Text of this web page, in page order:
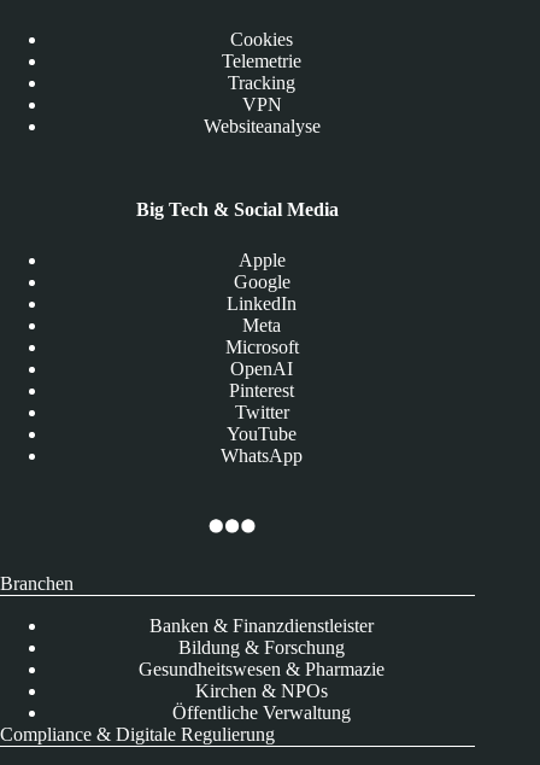
Cookies
Telemetrie
Tracking
VPN
Websiteanalyse
Big Tech & Social Media
Apple
Google
LinkedIn
Meta
Microsoft
OpenAI
Pinterest
Twitter
YouTube
WhatsApp
Branchen
Banken & Finanzdienstleister
Bildung & Forschung
Gesundheitswesen & Pharmazie
Kirchen & NPOs
Öffentliche Verwaltung
Compliance & Digitale Regulierung